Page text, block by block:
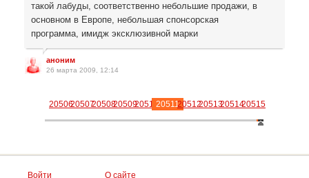
такой лабуды, соответственно небольшие продажи, в
основном в Европе, небольшая спонсорская
программа, имидж эксклюзивной марки
аноним
26 марта 2009, 12:14
20506205072050820509205102051120512205132051420515
Войти О сайте